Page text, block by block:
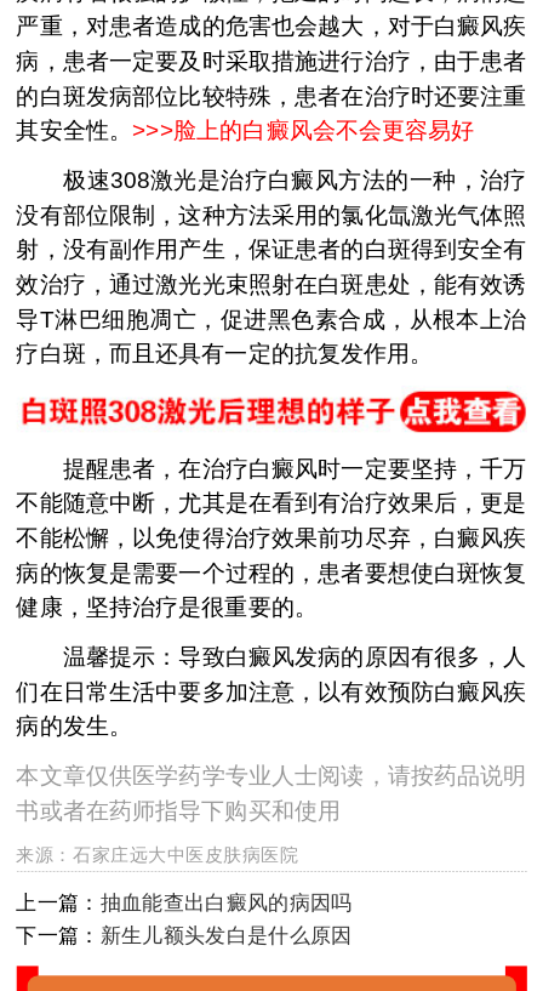
严重，对患者造成的危害也会越大，对于白癜风疾
病，患者一定要及时采取措施进行治疗，由于患者
的白斑发病部位比较特殊，患者在治疗时还要注重
其安全性。 >>>脸上的白癜风会不会更容易好
极速308激光是治疗白癜风方法的一种，治疗
没有部位限制，这种方法采用的氯化氙激光气体照
射，没有副作用产生，保证患者的白斑得到安全有
效治疗，通过激光光束照射在白斑患处，能有效诱
导T淋巴细胞凋亡，促进黑色素合成，从根本上治
疗白斑，而且还具有一定的抗复发作用。
提醒患者，在治疗白癜风时一定要坚持，千万
不能随意中断，尤其是在看到有治疗效果后，更是
不能松懈，以免使得治疗效果前功尽弃，白癜风疾
病的恢复是需要一个过程的，患者要想使白斑恢复
健康，坚持治疗是很重要的。
温馨提示：导致白癜风发病的原因有很多，人
们在日常生活中要多加注意，以有效预防白癜风疾
病的发生。
本文章仅供医学药学专业人士阅读，请按药品说明
书或者在药师指导下购买和使用
来源：石家庄远大中医皮肤病医院
上一篇： 抽血能查出白癜风的病因吗
下一篇： 新生儿额头发白是什么原因